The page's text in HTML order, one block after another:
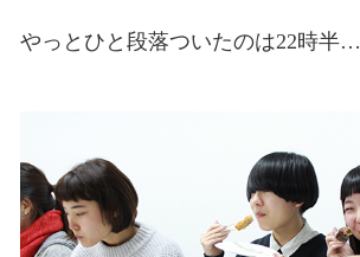
やっとひと段落ついたのは22時半…